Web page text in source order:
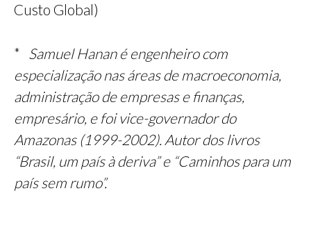
Custo Global)
* Samuel Hanan é engenheiro com
especialização nas áreas de macroeconomia,
administração de empresas e finanças,
empresário, e foi vice-governador do
Amazonas (1999-2002). Autor dos livros
“Brasil, um país à deriva” e “Caminhos para um
país sem rumo”.